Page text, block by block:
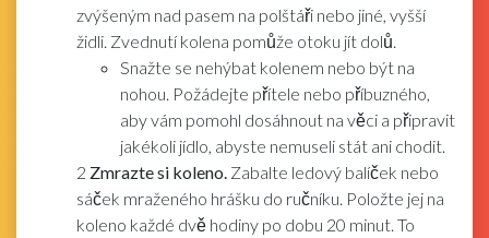
zvýšeným nad pasem na polštáři nebo jiné, vyšší
židli. Zvednutí kolena pomůže otoku jít dolů.
Snažte se nehýbat kolenem nebo být na
nohou. Požádejte přítele nebo příbuzného, ​​
aby vám pomohl dosáhnout na věci a připravit
jakékoli jídlo, abyste nemuseli stát ani chodit.
2 Zmrazte si koleno. Zabalte ledový balíček nebo
sáček mraženého hrášku do ručníku. Položte jej na
koleno každé dvě hodiny po dobu 20 minut. To